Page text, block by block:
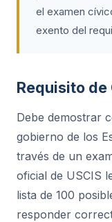
el examen
exento del
Requisito
Debe demostrar
gobierno de los
través de un
oficial de USCIS
lista de 100
responder